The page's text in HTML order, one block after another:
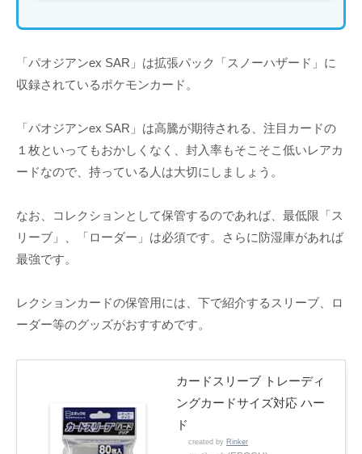
「パオジアンex SAR」は拡張パック「スノーハザード」に
収録されているポケモンカード。
「パオジアンex SAR」は高騰が期待される、注目カードの
１枚といってもおかしくなく、封入率もそこそこ低いレアカ
ードなので、持っている人は大切にしましょう。
なお、コレクションとして保管するのであれば、最低限「ス
リーブ」、「ローダー」は必須です。さらに防湿庫があれば
最強です。
レクションカードの保管用には、下で紹介するスリーブ、ロ
ーダー等のグッズがおすすめです。
カードスリーブ トレーディ
ングカードサイズ対応 ハー
ド
created by Rinker